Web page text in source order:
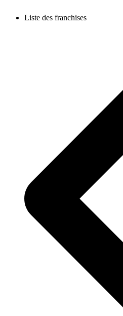
Liste des franchises